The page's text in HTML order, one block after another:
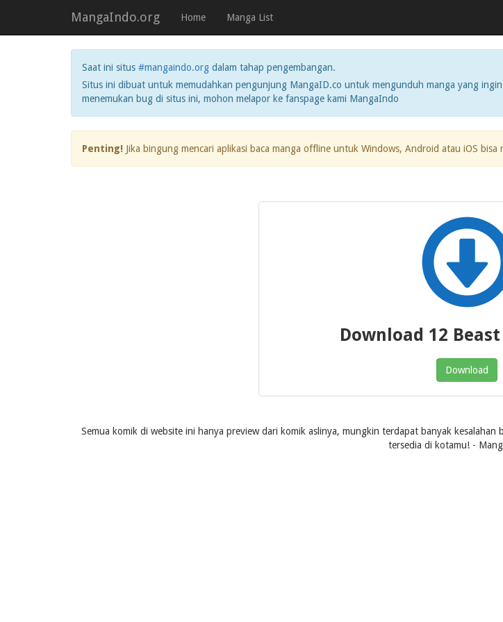
MangaIndo.org Home Manga List
Saat ini situs #mangaindo.org dalam tahap pengembangan.
Situs ini dibuat untuk memudahkan pengunjung MangaID.co untuk mengunduh manga yang
menemukan bug di situs ini, mohon melapor ke fanspage kami MangaIndo
Penting! Jika bingung mencari aplikasi baca manga offline untuk Windows, Android atau iOS bisa
Download 12
Download
Semua komik di website ini hanya preview dari komik aslinya, mungkin terdapat banyak
tersedia di kotamu! -